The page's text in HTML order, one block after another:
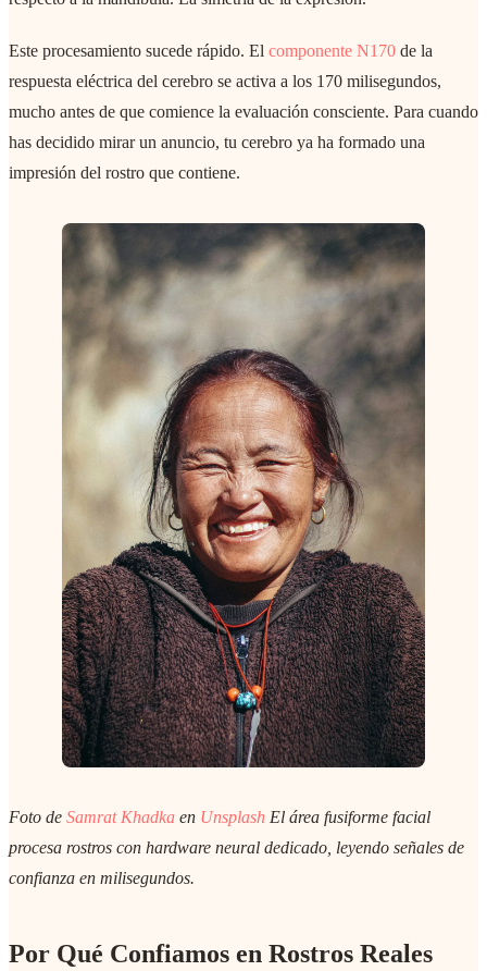
Este procesamiento sucede rápido. El componente N170 de la
respuesta eléctrica del cerebro se activa a los 170 milisegundos,
mucho antes de que comience la evaluación consciente. Para cuando
has decidido mirar un anuncio, tu cerebro ya ha formado una
impresión del rostro que contiene.
Foto de Samrat Khadka en Unsplash El área fusiforme facial
procesa rostros con hardware neural dedicado, leyendo señales de
confianza en milisegundos.
Por Qué Confiamos en Rostros Reales